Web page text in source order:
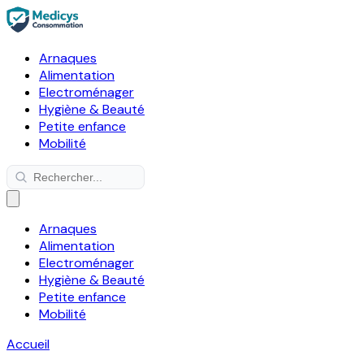
Arnaques
Alimentation
Electroménager
Hygiène & Beauté
Petite enfance
Mobilité
Arnaques
Alimentation
Electroménager
Hygiène & Beauté
Petite enfance
Mobilité
Accueil